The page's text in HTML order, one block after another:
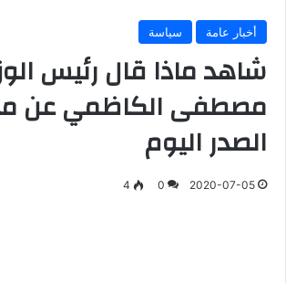
أخبار عامة سياسة
شاهد ماذا قال رئيس
مصطفى الكاظمي عن
الصدر اليوم
2020-07-05
0
4